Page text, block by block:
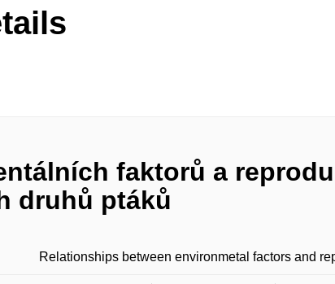
faktorů a
druhů ptáků
Relationships between environmetal factors and